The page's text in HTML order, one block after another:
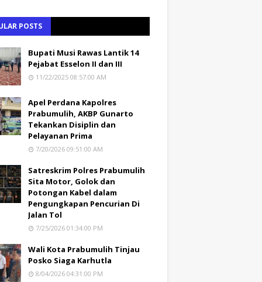
POSTS
Bupati Musi Rawas Lantik 14
Pejabat Esselon II dan III
11/22/2025 08:57:00 AM
Apel Perdana Kapolres
Prabumulih, AKBP Gunarto
Tekankan Disiplin dan
Pelayanan Prima
7/20/2026 09:51:00 AM
Satreskrim Polres Prabumulih
Sita Motor, Golok dan
Potongan Kabel dalam
Pengungkapan Pencurian Di
Jalan Tol
7/25/2026 01:34:00 PM
Wali Kota Prabumulih Tinjau
Posko Siaga Karhutla
8/04/2026 04:31:00 PM